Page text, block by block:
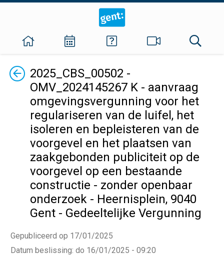
Terug2025_CBS_00502 -
OMV_2024145267 K - aanvraag
omgevingsvergunning voor het
regulariseren van de luifel, het
isoleren en bepleisteren van de
voorgevel en het plaatsen van
zaakgebonden publiciteit op de
voorgevel op een bestaande
constructie - zonder openbaar
onderzoek - Heernisplein, 9040
Gent - Gedeeltelijke Vergunning
Gepubliceerd op 17/01/2025
Datum beslissing: do 16/01/2025 - 09:20